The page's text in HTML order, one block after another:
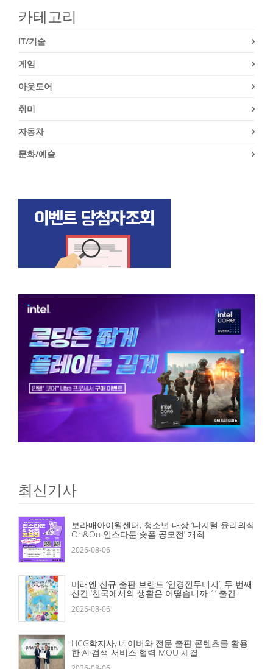
카테고리
IT/기술
게임
아웃도어
취미
자동차
문화/예술
최신기사
보라매아이윌센터, 청소년 대상 ‘디지털 윤리의식
On&On 인스타툰·숏폼 공모전’ 개최
2026-08-06
미래엔 신규 출판 브랜드 ‘안경낀두더지’, 두 번째
신간 ‘천국에서의 생활은 어떻습니까 1’ 출간
2026-08-06
HCG학지사, 네이버와 전문 출판 콘텐츠를 활용
한 AI·검색 서비스 협력 MOU 체결